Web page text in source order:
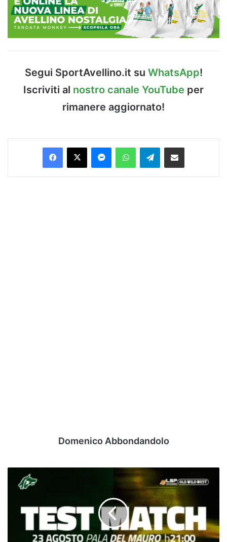
Segui SportAvellino.it su WhatsApp!
Iscriviti al nostro canale YouTube per
rimanere aggiornato!
Facebook
X MessengerWhatsAppTelegramCondividi via Email
Domenico Abbondandolo
Avellino
Basket,
Scafati